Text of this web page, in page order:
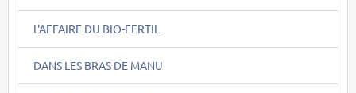
L'AFFAIRE DU BIO-FERTIL
DANS LES BRAS DE MANU